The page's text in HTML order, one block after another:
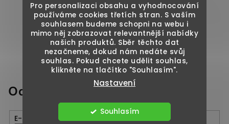
Pro personalizaci obsahu a vyhodnocování
používáme cookies třetích stran. S vaším
souhlasem budeme schopni na webu i
mimo něj zobrazovat relevantnější nabídky
našich produktů. Sběr těchto dat
nezačneme, dokud nám nedáte svůj
souhlas. Pokud chcete udělit souhlas,
klikněte na tlačítko "Souhlasím".
Nastavení
Souhlasím
Odebírat newsletter
E-mail